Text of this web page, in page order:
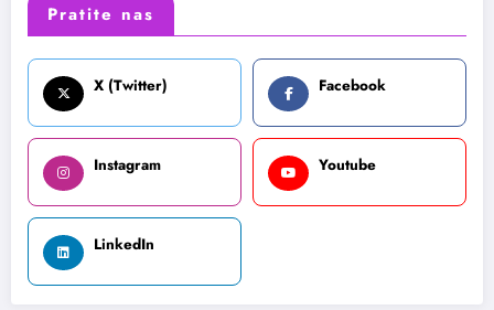
Pratite nas
X (Twitter) Facebook
Instagram Youtube
LinkedIn